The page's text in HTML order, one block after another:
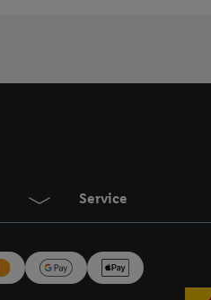
klant
Service
verwerkingsdoeleinden je
Door te klikken op "Weigeren",
inclusief over de opslagperiode